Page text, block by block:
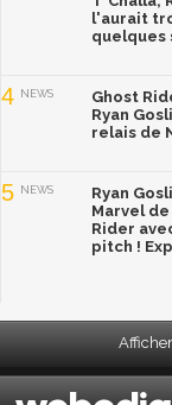
l'aurait
quelques
4 NEWS
Ghost
Ryan
relais de
5 NEWS
Ryan
Marvel
Rider
pitch !